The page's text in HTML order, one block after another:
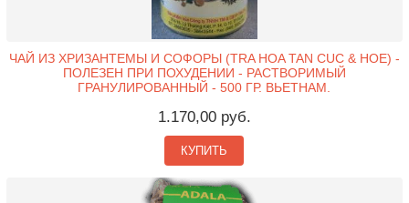
ЧАЙ ИЗ ХРИЗАНТЕМЫ И СОФОРЫ (TRA HOA TAN CUC & HOE) -
ПОЛЕЗЕН ПРИ ПОХУДЕНИИ - РАСТВОРИМЫЙ
ГРАНУЛИРОВАННЫЙ - 500 ГР. ВЬЕТНАМ.
1.170,00 руб.
КУПИТЬ